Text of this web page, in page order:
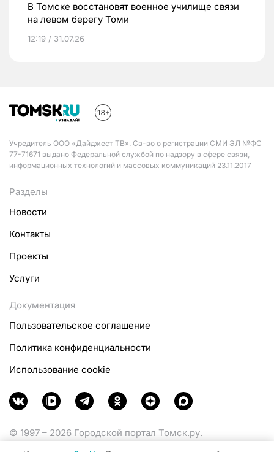
В Томске восстановят военное училище связи
на левом берегу Томи
12:19 / 31.07.26
Учредитель ООО «Дайджест ТВ». Св-во о регистрации СМИ ЭЛ №ФС
77-71671 выдано Федеральной службой по надзору в сфере связи,
информационных технологий и массовых коммуникаций 23.11.2017
Разделы
Новости
Контакты
Проекты
Услуги
Документация
Пользовательское соглашение
Политика конфиденциальности
Использование cookie
© 1997 – 2026 Городской портал Томск.ру.